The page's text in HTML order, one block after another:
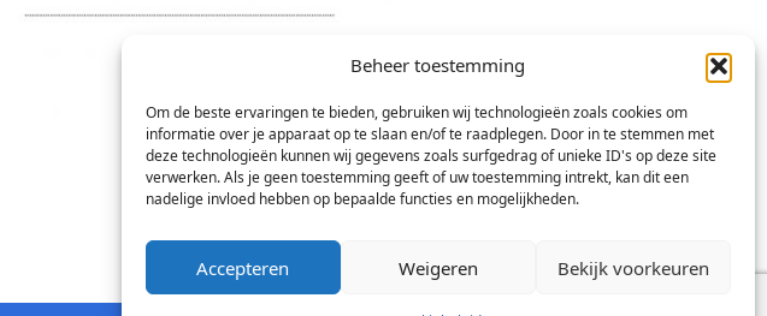
Beheer toestemming
Om de beste ervaringen te bieden, gebruiken wij technologieën zoals cookies om
informatie over je apparaat op te slaan en/of te raadplegen. Door in te stemmen met
deze technologieën kunnen wij gegevens zoals surfgedrag of unieke ID's op deze site
verwerken. Als je geen toestemming geeft of uw toestemming intrekt, kan dit een
nadelige invloed hebben op bepaalde functies en mogelijkheden.
Accepteren Weigeren Bekijk voorkeuren